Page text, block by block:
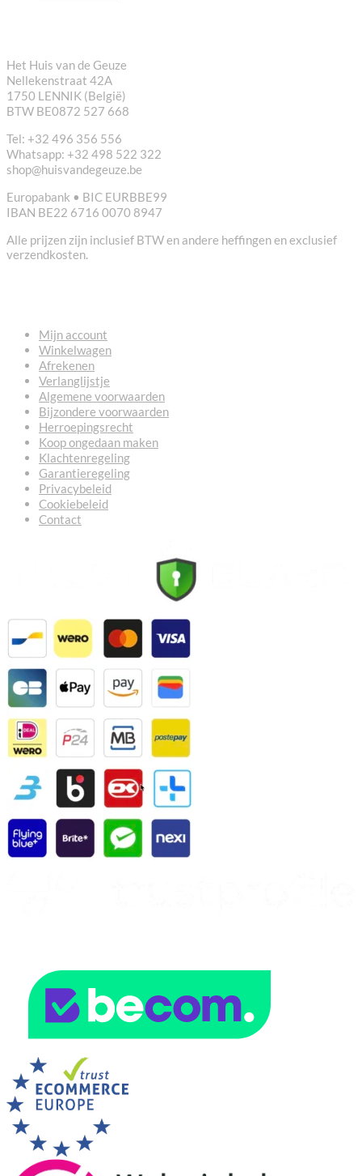
Het Huis van de Geuze
Nellekenstraat 42A
1750 LENNIK (België)
BTW BE0872 527 668
Tel: +32 496 356 556
Whatsapp: +32 498 522 322
shop@huisvandegeuze.be
Europabank • BIC EURBBE99
IBAN BE22 6716 0070 8947
Alle prijzen zijn inclusief BTW en andere heffingen en exclusief
verzendkosten.
Mijn account
Winkelwagen
Afrekenen
Verlanglijstje
Algemene voorwaarden
Bijzondere voorwaarden
Herroepingsrecht
Koop ongedaan maken
Klachtenregeling
Garantieregeling
Privacybeleid
Cookiebeleid
Contact